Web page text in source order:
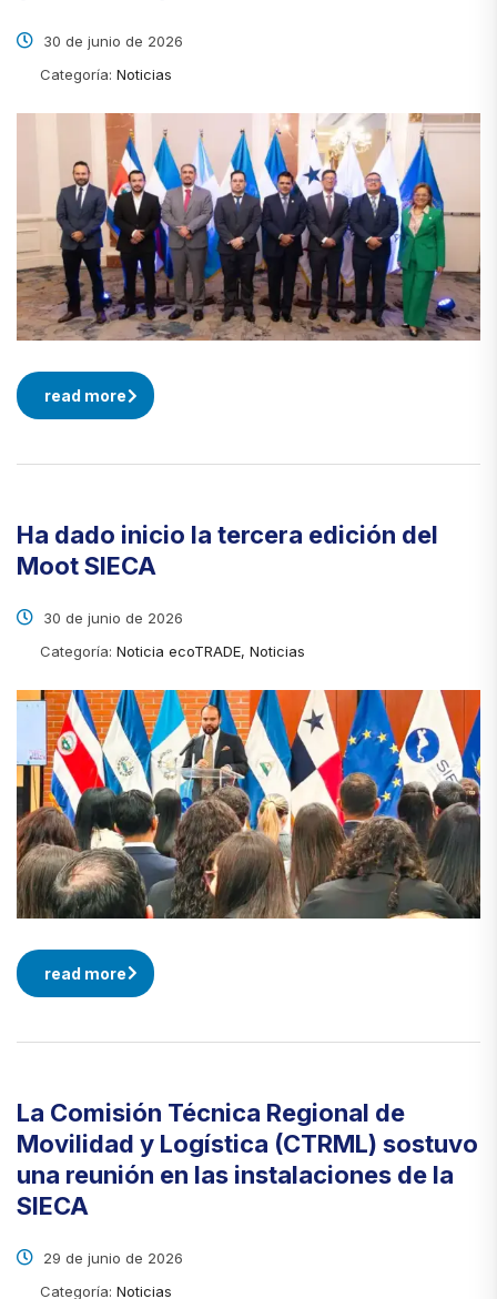
30 de junio de 2026
Categoría: Noticias
read more
Ha dado inicio la tercera edición del
Moot SIECA
30 de junio de 2026
Categoría: Noticia ecoTRADE, Noticias
read more
La Comisión Técnica Regional de
Movilidad y Logística (CTRML) sostuvo
una reunión en las instalaciones de la
SIECA
29 de junio de 2026
Categoría: Noticias